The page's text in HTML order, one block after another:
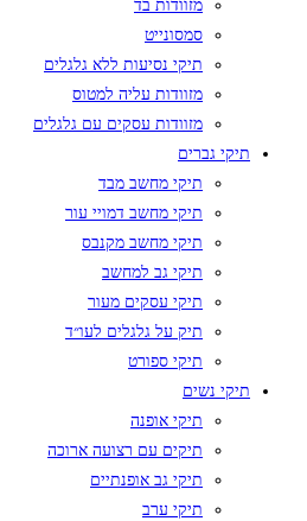
מזוודות בד
סמסונייט
תיקי נסיעות ללא גלגלים
מזוודות עליה למטוס
מזוודות עסקים עם גלגלים
תיקי גברים
תיקי מחשב מבד
תיקי מחשב דמויי עור
תיקי מחשב מקנבס
תיקי גב למחשב
תיקי עסקים מעור
תיק על גלגלים לעו״ד
תיקי ספורט
תיקי נשים
תיקי אופנה
תיקים עם רצועה ארוכה
תיקי גב אופנתיים
תיקי ערב